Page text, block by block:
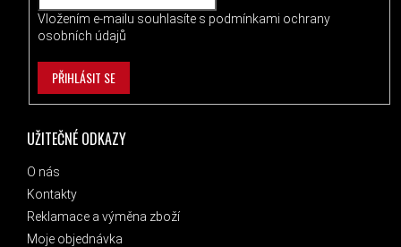
UŽITEČNÉ ODKAZY
O nás
Kontakty
Reklamace a výměna zboží
Moje objednávka
Vložením e-mailu souhlasíte s podmínkami ochrany
osobních údajů
PŘIHLÁSIT SE